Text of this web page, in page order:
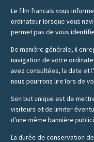
Le film francais vous
ordinateur lorsque vous
permet pas de vous
De manière générale, il
navigation de votre
avez consultées, la date et
nous pourrons lire lors de
Son but unique est de
visiteurs et de limiter
d'une même bannière
La durée de conservation